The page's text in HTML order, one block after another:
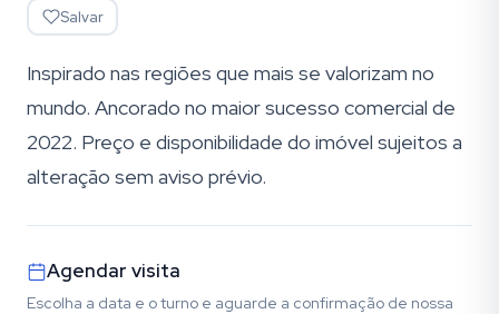
Salvar
Inspirado nas regiões que mais se valorizam no
mundo. Ancorado no maior sucesso comercial de
2022. Preço e disponibilidade do imóvel sujeitos a
alteração sem aviso prévio.
Agendar visita
Escolha a data e o turno e aguarde a confirmação de nossa